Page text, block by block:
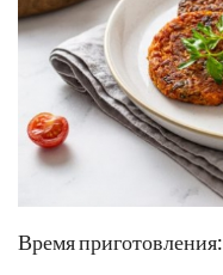
Время приготовления: